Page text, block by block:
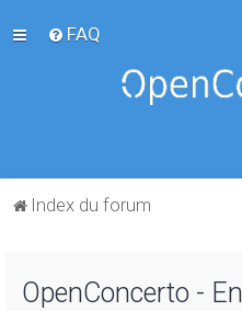
FAQ
Index du forum
OpenConcerto -